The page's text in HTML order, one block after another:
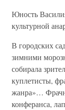
Юность
культурной
В городских
зимними
собирала
куплетисты,
жанра»…
конферанса,